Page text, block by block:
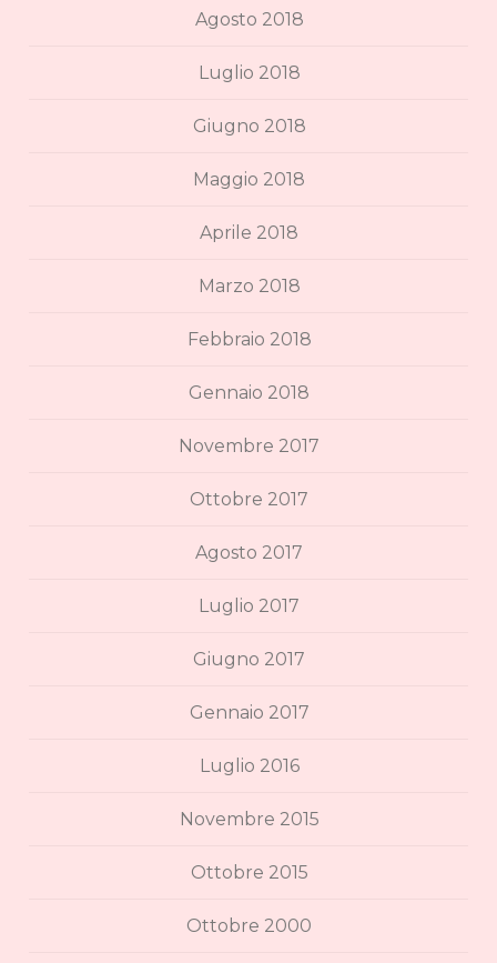
Agosto 2018
Luglio 2018
Giugno 2018
Maggio 2018
Aprile 2018
Marzo 2018
Febbraio 2018
Gennaio 2018
Novembre 2017
Ottobre 2017
Agosto 2017
Luglio 2017
Giugno 2017
Gennaio 2017
Luglio 2016
Novembre 2015
Ottobre 2015
Ottobre 2000